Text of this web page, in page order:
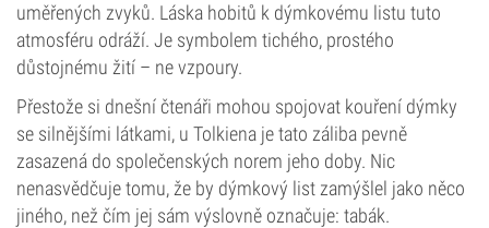
uměřených zvyků. Láska hobitů k dýmkovému listu tuto
atmosféru odráží. Je symbolem tichého, prostého
důstojnému žití – ne vzpoury.
Přestože si dnešní čtenáři mohou spojovat kouření dýmky
se silnějšími látkami, u Tolkiena je tato záliba pevně
zasazená do společenských norem jeho doby. Nic
nenasvědčuje tomu, že by dýmkový list zamýšlel jako něco
jiného, než čím jej sám výslovně označuje: tabák.